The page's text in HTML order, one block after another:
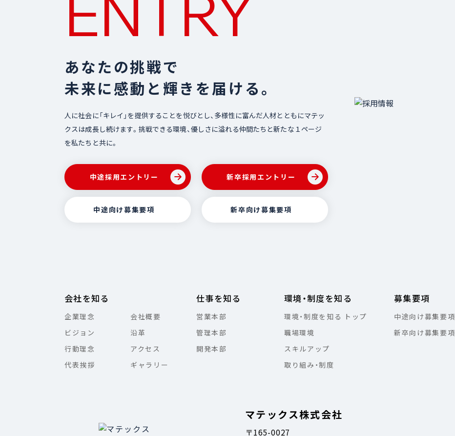
あなたの挑戦で
未来に感動と輝きを届ける。
人に社会に「キレイ」を提供することを悦びとし、多様性に富んだ人材とともにマテッ
クスは成長し続けます。挑戦できる環境、優しさに溢れる仲間たちと新たな１ページ
を私たちと共に。
中途採用エントリー 新卒採用 エントリー
中途向け募集要項 新卒向け募集要項
会社を知る
企業理念
会社概要
ビジョン
沿革
行動理念
アクセス
代表挨拶
ギャラリー
仕事を知る
営業本部
管理本部
開発本部
環境・制度を知る
環境・制度を知る トップ
職場環境
スキルアップ
取り組み・制度
募集要項
中途向け募集要項
新卒向け募集要項
マテックス株式会社
〒165-0027